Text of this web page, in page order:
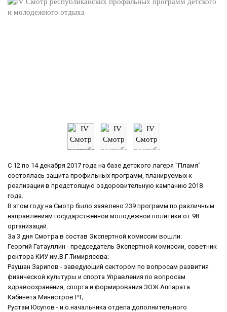
С 12 по 14 декабря 2017 года на базе детского лагеря "Пламя"
состоялась защита профильных программ, планируемых к
реализации в предстоящую оздоровительную кампанию 2018
года.
В этом году на Смотр было заявлено 239 программ по различным
направлениям государственной молодёжной политики от 98
организаций.
За 3 дня Смотра в состав Экспертной комиссии вошли:
Георгий Гатауллин - председатель Экспертной комиссии, советник
ректора КИУ им.В.Г.Тимирясова;
Раушан Зарипов - заведующий сектором по вопросам развития
физической культуры и спорта Управления по вопросам
здравоохранения, спорта и формирования ЗОЖ Аппарата
Кабинета Министров РТ;
Рустам Юсупов - и.о.начальника отдела дополнительного